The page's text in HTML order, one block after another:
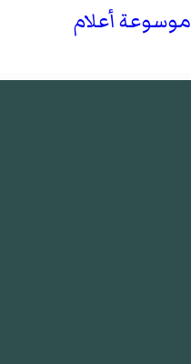
موسوعة أعلام